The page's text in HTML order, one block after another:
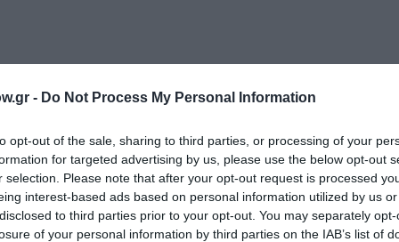
- Do Not Process My Personal Information
opt-out of the sale, sharing to third parties, or processing of your
for targeted advertising by us, please use the below opt-out
selection. Please note that after your opt-out request is processed
interest-based ads based on personal information utilized by us
to third parties prior to your opt-out. You may separately
of your personal information by third parties on the IAB’s list of
και των παραδόσεων των πορτογαλόφωνων χωρών. Από
το Πράσινο Ακρωτήριο και τη Μοζαμβίκη, το αθηναϊκό
Θα έρθετε σε επαφή με την παραδοσιακή μουσική,
την σάμπα στις πιο παραδοσιακές της μορφές, την
κόσμου. Μια ζωντανή και πολυφωνική γιορτή: ένας
το ευρύ σύμπαν της πορτογαλικής γλώσσας σε